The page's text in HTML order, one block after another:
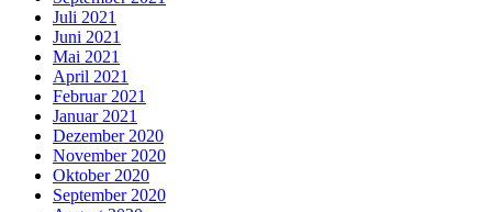
Juli 2021
Juni 2021
Mai 2021
April 2021
Februar 2021
Januar 2021
Dezember 2020
November 2020
Oktober 2020
September 2020